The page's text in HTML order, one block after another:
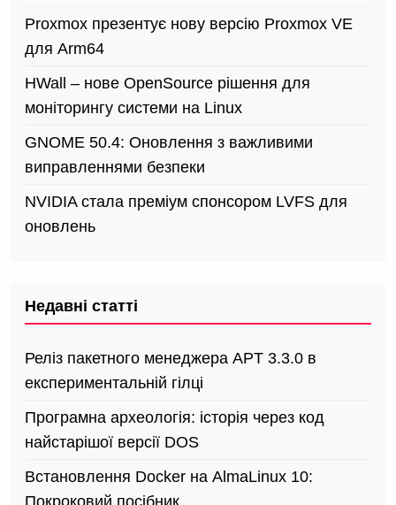
Proxmox презентує нову версію Proxmox VE
для Arm64
HWall – нове OpenSource рішення для
моніторингу системи на Linux
GNOME 50.4: Оновлення з важливими
виправленнями безпеки
NVIDIA стала преміум спонсором LVFS для
оновлень
Недавні статті
Реліз пакетного менеджера APT 3.3.0 в
експериментальній гілці
Програмна археологія: історія через код
найстарішої версії DOS
Встановлення Docker на AlmaLinux 10: